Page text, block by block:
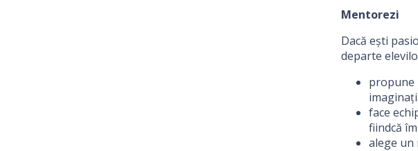
Mentorezi
Dacă ești
departe
propune
face
fiindcă
alege un